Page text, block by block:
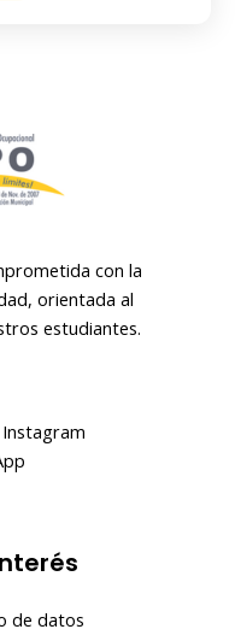
con la
orientada al
estudiantes.
Instagram
de datos